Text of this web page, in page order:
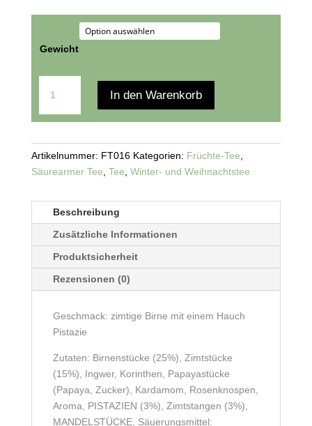
Gewicht
Zimtbirne
Menge
In den Warenkorb
Artikelnummer: FT016 Kategorien: Früchte-Tee
Säurearmer Tee Tee Winter- und Weihnachtstee
Beschreibung
Zusätzliche Informationen
Produktsicherheit
Rezensionen (0)
Geschmack: zimtige Birne mit einem Hauch
Pistazie
Zutaten: Birnenstücke (25%), Zimtstücke
(15%), Ingwer, Korinthen, Papayastücke
(Papaya, Zucker), Kardamom, Rosenknospen,
Aroma, PISTAZIEN (3%), Zimtstangen (3%),
MANDELSTÜCKE, Säuerungsmittel: